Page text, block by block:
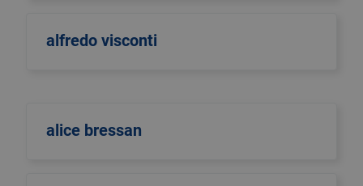
alfredo visconti
alice bressan